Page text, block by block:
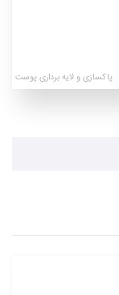
پاکسازی و لایه برداری پوست